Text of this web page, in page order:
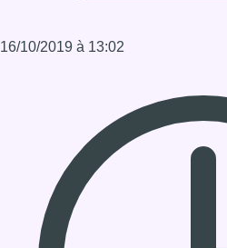
16/10/2019 à 13:02